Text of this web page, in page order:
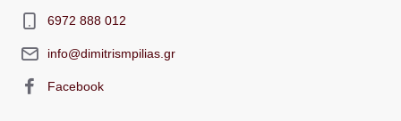
6972 888 012
info@dimitrismpilias.gr
Facebook